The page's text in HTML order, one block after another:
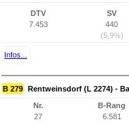
DTV
7.453
SV
440
(5,9%)
Infos...
B 279 Rentweinsdorf (L 2274) -
Nr.
27
B-Rang
6.581